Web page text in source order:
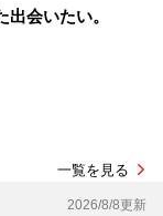
会いたい。
一覧を見る
2026/8/8更新